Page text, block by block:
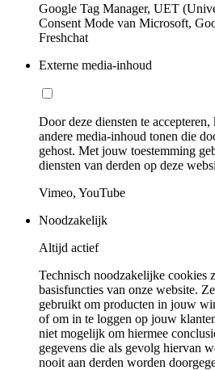
Google Tag Manager, UET
Consent Mode van Microsoft,
Freshchat
Externe media-inhoud
Door deze diensten te
andere media-inhoud tonen die
gehost. Met jouw toestemming
diensten van derden op deze
Vimeo, YouTube
Noodzakelijk
Altijd actief
Technisch noodzakelijke cookies
basisfuncties van onze website.
gebruikt om producten in jouw
of om in te loggen op jouw
niet mogelijk om hiermee
gegevens die als gevolg hiervan
nooit aan derden worden